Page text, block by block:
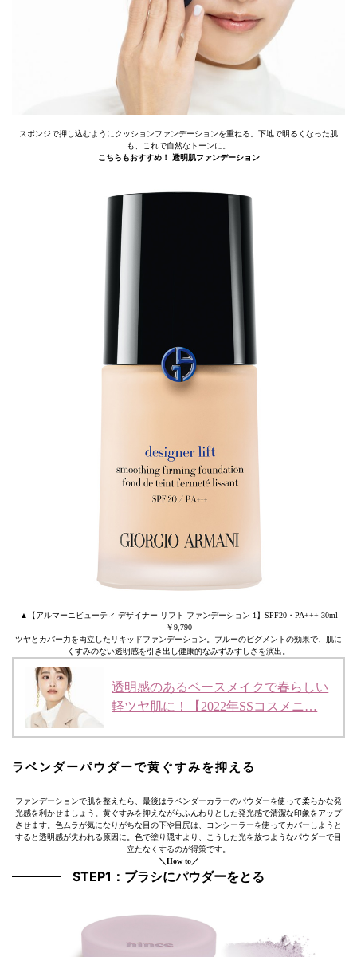
スポンジで押し込むようにクッションファンデーションを重ねる。下地で明るくなった肌
も、これで自然なトーンに。
こちらもおすすめ！ 透明肌ファンデーション
▲【アルマーニビューティ デザイナー リフト ファンデーション 1】SPF20・PA+++ 30ml
￥9,790
ツヤとカバー力を両立したリキッドファンデーション。ブルーのピグメントの効果で、肌に
くすみのない透明感を引き出し健康的なみずみずしさを演出。
透明感のあるベースメイクで春らしい
軽ツヤ肌に！【2022年SSコスメニ…
ラベンダーパウダーで黄ぐすみを抑える
ファンデーションで肌を整えたら、最後はラベンダーカラーのパウダーを使って柔らかな発
光感を利かせましょう。黄ぐすみを抑えながらふんわりとした発光感で清潔な印象をアップ
させます。色ムラが気になりがちな目の下や目尻は、コンシーラーを使ってカバーしようと
すると透明感が失われる原因に。色で塗り隠すより、こうした光を放つようなパウダーで目
立たなくするのが得策です。
＼How to／
STEP1：ブラシにパウダーをとる